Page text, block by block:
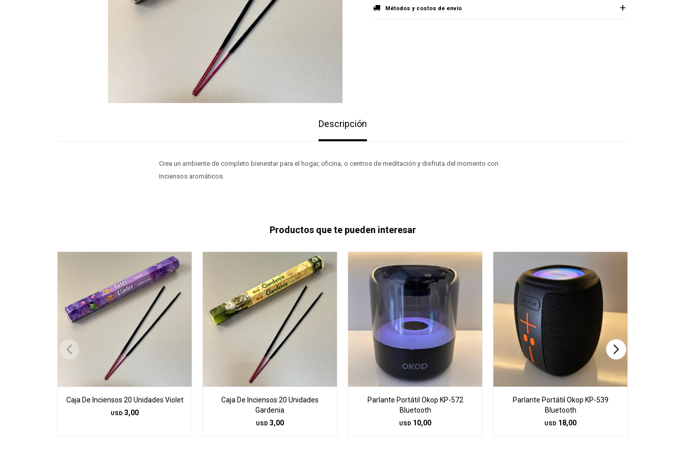
Métodos y costos de envío
Descripción
Crea un ambiente de completo bienestar para el hogar, oficina, o centros de meditación y disfruta del momento con
Inciensos aromáticos.
Productos que te pueden interesar
Caja De Inciensos 20 Unidades Violet
USD 3,00
Caja De Inciensos 20 Unidades
Gardenia
USD 3,00
Parlante Portátil Okop KP-572
Bluetooth
USD 10,00
Parlante Portátil Okop KP-539
Bluetooth
USD 18,00